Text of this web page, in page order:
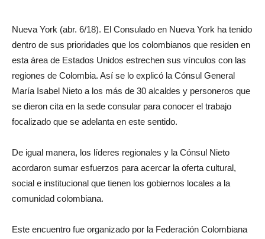
Nueva York (abr. 6/18). El Consulado en Nueva York ha tenido
dentro de sus prioridades que los colombianos que residen en
esta área de Estados Unidos estrechen sus vínculos con las
regiones de Colombia. Así se lo explicó la Cónsul General
María Isabel Nieto a los más de 30 alcaldes y personeros que
se dieron cita en la sede consular para conocer el trabajo
focalizado que se adelanta en este sentido.
De igual manera, los líderes regionales y la Cónsul Nieto
acordaron sumar esfuerzos para acercar la oferta cultural,
social e institucional que tienen los gobiernos locales a la
comunidad colombiana.
Este encuentro fue organizado por la Federación Colombiana